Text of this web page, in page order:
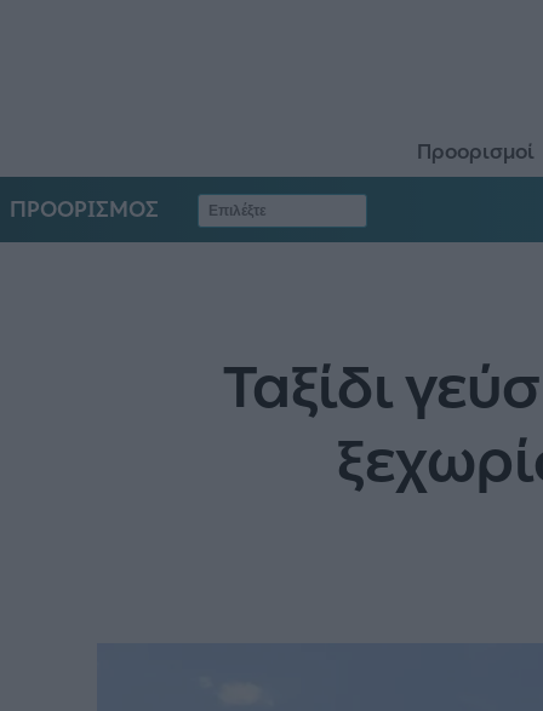
Προορισμοί
ΠΡΟΟΡΙΣΜΟΣ
Ταξίδι